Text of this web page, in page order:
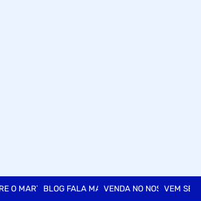
O MARTINSBLOG FALA MARTVENDA NO NOSSO SITE
VEM SER